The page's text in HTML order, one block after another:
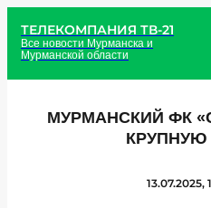
ТЕЛЕКОМПАНИЯ ТВ-21
Все новости Мурманска и
Мурманской области
МУРМАНСКИЙ ФК
КРУПНУЮ
13.07.2025,